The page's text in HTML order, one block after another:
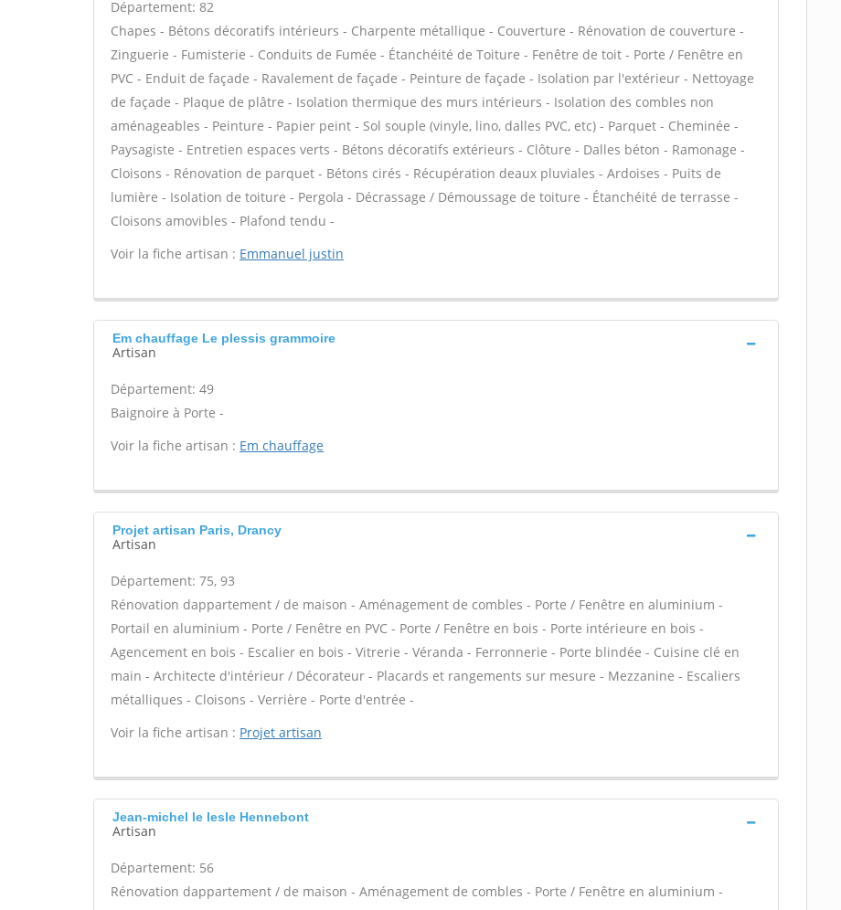
Département: 82
Chapes - Bétons décoratifs intérieurs - Charpente métallique - Couverture - Rénovation de couverture -
Zinguerie - Fumisterie - Conduits de Fumée - Étanchéité de Toiture - Fenêtre de toit - Porte / Fenêtre en
PVC - Enduit de façade - Ravalement de façade - Peinture de façade - Isolation par l'extérieur - Nettoyage
de façade - Plaque de plâtre - Isolation thermique des murs intérieurs - Isolation des combles non
aménageables - Peinture - Papier peint - Sol souple (vinyle, lino, dalles PVC, etc) - Parquet - Cheminée -
Paysagiste - Entretien espaces verts - Bétons décoratifs extérieurs - Clôture - Dalles béton - Ramonage -
Cloisons - Rénovation de parquet - Bétons cirés - Récupération deaux pluviales - Ardoises - Puits de
lumière - Isolation de toiture - Pergola - Décrassage / Démoussage de toiture - Étanchéité de terrasse -
Cloisons amovibles - Plafond tendu -
Voir la fiche artisan : Emmanuel justin
Em chauffage Le plessis grammoire
Artisan
Département: 49
Baignoire à Porte -
Voir la fiche artisan : Em chauffage
Projet artisan Paris, Drancy
Artisan
Département: 75, 93
Rénovation dappartement / de maison - Aménagement de combles - Porte / Fenêtre en aluminium -
Portail en aluminium - Porte / Fenêtre en PVC - Porte / Fenêtre en bois - Porte intérieure en bois -
Agencement en bois - Escalier en bois - Vitrerie - Véranda - Ferronnerie - Porte blindée - Cuisine clé en
main - Architecte d'intérieur / Décorateur - Placards et rangements sur mesure - Mezzanine - Escaliers
métalliques - Cloisons - Verrière - Porte d'entrée -
Voir la fiche artisan : Projet artisan
Jean-michel le lesle Hennebont
Artisan
Département: 56
Rénovation dappartement / de maison - Aménagement de combles - Porte / Fenêtre en aluminium -